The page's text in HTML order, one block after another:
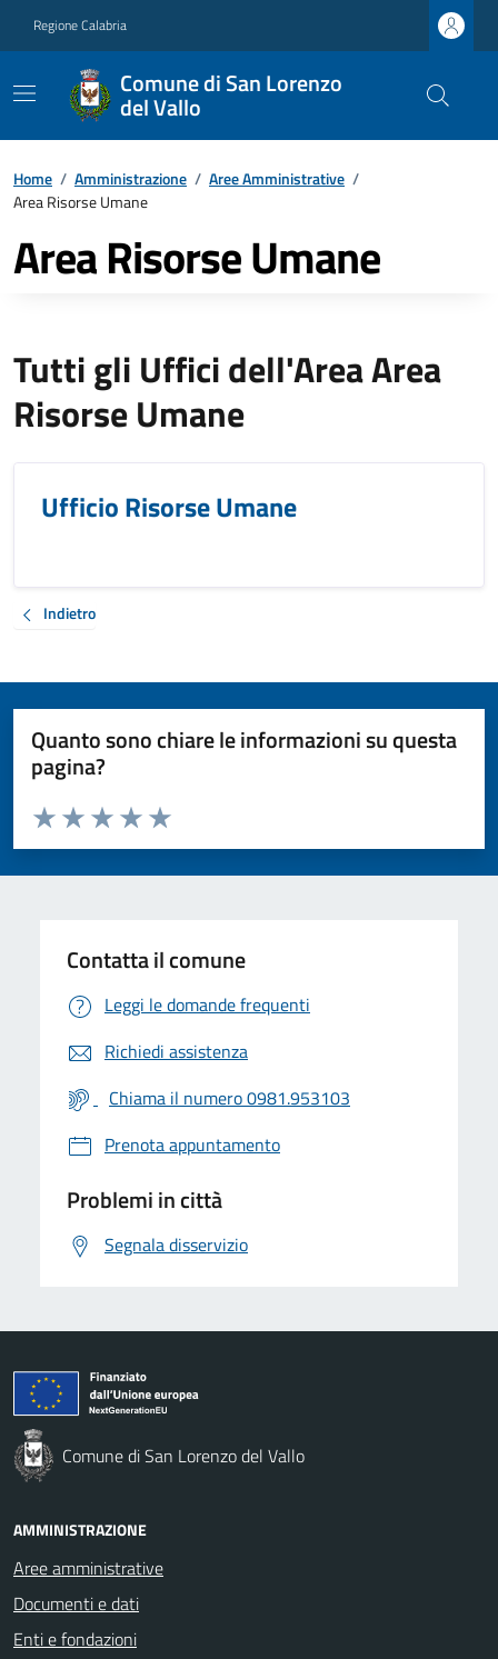
Regione Calabria
Comune di San Lorenzo
del Vallo
Home / Amministrazione / Aree Amministrative /
Area Risorse Umane
Area Risorse Umane
Tutti gli Uffici dell'Area Area
Risorse Umane
Ufficio Risorse Umane
Indietro
Quanto sono chiare le informazioni su questa
pagina?
Valuta da 1 a 5 stelle la pagina
Valuta 5 stelle su 5
Valuta 4 stelle su 5
Valuta 3 stelle su 5
Valuta 2 stelle su 5
Valuta 1 stelle su 5
Contatta il comune
Leggi le domande frequenti
Richiedi assistenza
Chiama il numero 0981.953103
Prenota appuntamento
Problemi in città
Segnala disservizio
Comune di San Lorenzo del Vallo
AMMINISTRAZIONE
Aree amministrative
Documenti e dati
Enti e fondazioni